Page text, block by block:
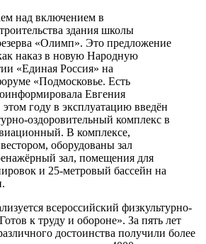
над включением в
здания школы
«Олимп». Это предложение
наказ в новую Народную
«Единая Россия» на
«Подмосковье. Есть
Евгения
году в эксплуатацию введён
оздоровительный комплекс в
В комплексе,
оборудованы зал
зал, помещения для
и 25-метровый бассейн на
всероссийский физкультурно-
к труду и обороне». За пять лет
достоинства получили более